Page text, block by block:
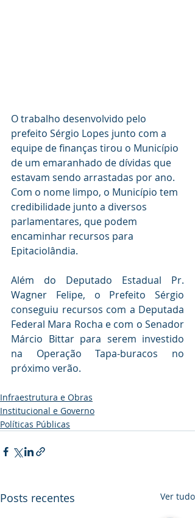
O trabalho desenvolvido pelo
prefeito Sérgio Lopes junto com a
equipe de finanças tirou o Município
de um emaranhado de dívidas que
estavam sendo arrastadas por ano.
Com o nome limpo, o Município tem
credibilidade junto a diversos
parlamentares, que podem
encaminhar recursos para
Epitaciolândia.
Além do Deputado Estadual Pr.
Wagner Felipe, o Prefeito Sérgio
conseguiu recursos com a Deputada
Federal Mara Rocha e com o Senador
Márcio Bittar para serem investido
na Operação Tapa-buracos no
próximo verão.
Infraestrutura e Obras
Institucional e Governo
Políticas Públicas
Posts recentes Ver tudo